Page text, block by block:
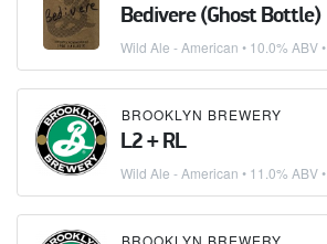
Bedivere (Ghost Bottle)
Wild Ale - American • 10.0% ABV •
BROOKLYN BREWERY
L2 + RL
Wild Ale - American • 11.0% ABV •